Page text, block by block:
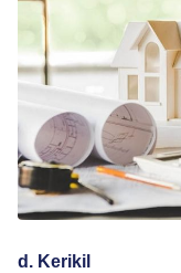
d. Kerikil